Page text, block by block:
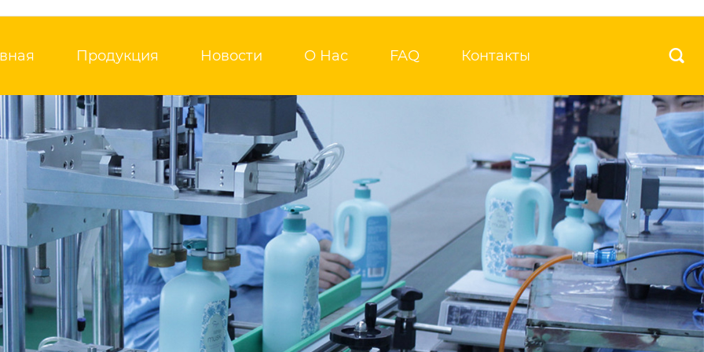
Продукция Новости О Нас FAQ Контакты 